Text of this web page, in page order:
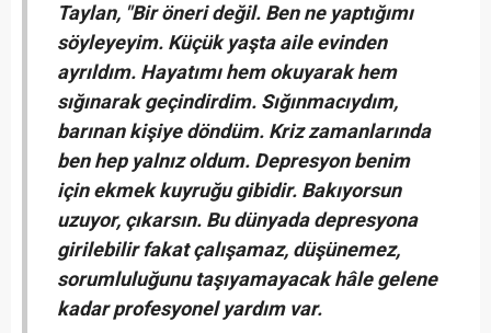
Taylan, "Bir öneri değil. Ben ne yaptığımı
söyleyeyim. Küçük yaşta aile evinden
ayrıldım. Hayatımı hem okuyarak hem
sığınarak geçindirdim. Sığınmacıydım,
barınan kişiye döndüm. Kriz zamanlarında
ben hep yalnız oldum. Depresyon benim
için ekmek kuyruğu gibidir. Bakıyorsun
uzuyor, çıkarsın. Bu dünyada depresyona
girilebilir fakat çalışamaz, düşünemez,
sorumluluğunu taşıyamayacak hâle gelene
kadar profesyonel yardım var.